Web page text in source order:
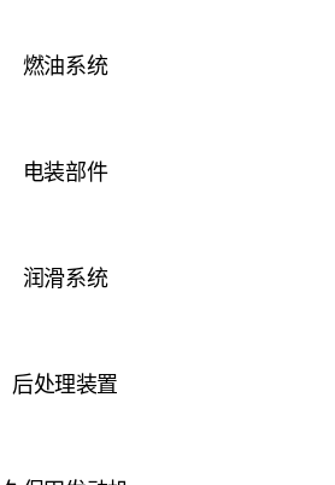
燃油系统
电装部件
润滑系统
后处理装置